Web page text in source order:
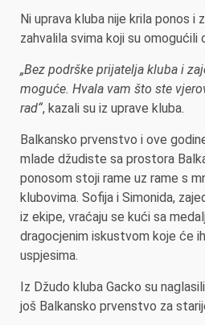
Ni uprava kluba nije krila ponos i
zahvalila svima koji su omogućili
„Bez podrške prijatelja kluba i
moguće. Hvala vam što ste
rad“, kazali su iz uprave kluba.
Balkansko prvenstvo i ove
mlade džudiste sa prostora
ponosom stoji rame uz rame s
klubovima. Sofija i Simonida,
iz ekipe, vraćaju se kući sa
dragocjenim iskustvom koje će
uspjesima.
Iz Džudo kluba Gacko su
još Balkansko prvenstvo za